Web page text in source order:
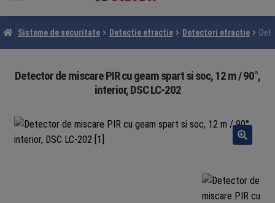
Sisteme de securitate Detectie efractie Detectori efractie
Detector de miscare PIR cu geam spart si soc, 12 m / 90°,
interior, DSC LC-202